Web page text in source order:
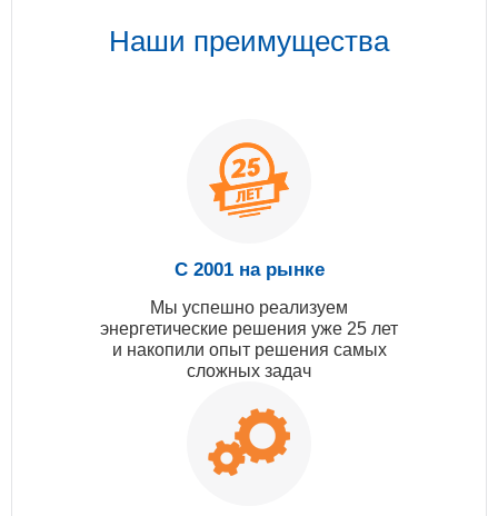
Наши преимущества
С 2001 на рынке
Мы успешно реализуем
энергетические решения уже 25 лет
и накопили опыт решения самых
сложных задач